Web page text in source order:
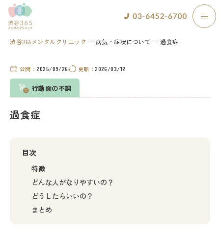
渋谷365メンタルクリニック 病気・症状について 過食症
公開：2025/09/26 更新：2026/03/12
行動面の不調
過食症
目次
特徴
どんな人がなりやすいの？
どうしたらいいの？
まとめ